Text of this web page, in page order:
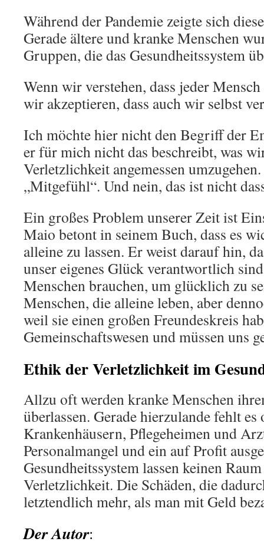
Während der Pandemie zeigte sich
Gerade ältere und kranke Menschen
Gruppen, die das Gesundheitssystem
Wenn wir verstehen, dass jeder
wir akzeptieren, dass auch wir selbst
Ich möchte hier nicht den Begriff der
er für mich nicht das beschreibt, was
Verletzlichkeit angemessen
„Mitgefühl“. Und nein, das ist nicht
Ein großes Problem unserer Zeit ist
Maio betont in seinem Buch, dass es
alleine zu lassen. Er weist darauf hin,
unser eigenes Glück verantwortlich
Menschen brauchen, um glücklich zu
Menschen, die alleine leben, aber
weil sie einen großen Freundeskreis
Gemeinschaftswesen und müssen uns
Ethik der Verletzlichkeit im
Allzu oft werden kranke Menschen
überlassen. Gerade hierzulande fehlt
Krankenhäusern, Pflegeheimen und
Personalmangel und ein auf Profit
Gesundheitssystem lassen keinen
Verletzlichkeit. Die Schäden, die
letztendlich mehr, als man mit Geld
DerAutor: